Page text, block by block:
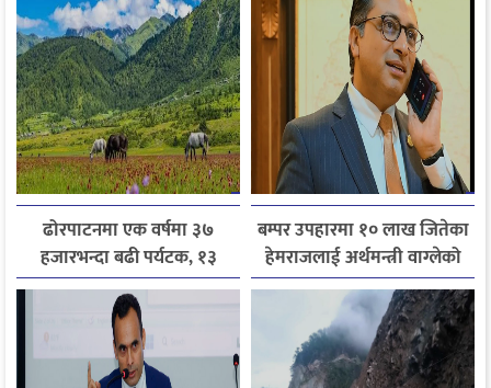
ढोरपाटनमा एक वर्षमा ३७
हजारभन्दा बढी पर्यटक, १३
हजारले बढ्यो आगमन
बम्पर उपहारमा १० लाख जितेका
हेमराजलाई अर्थमन्त्री वाग्लेको
फोन, रुपन्देहीकी सपनाले
जितिन् एक लाख